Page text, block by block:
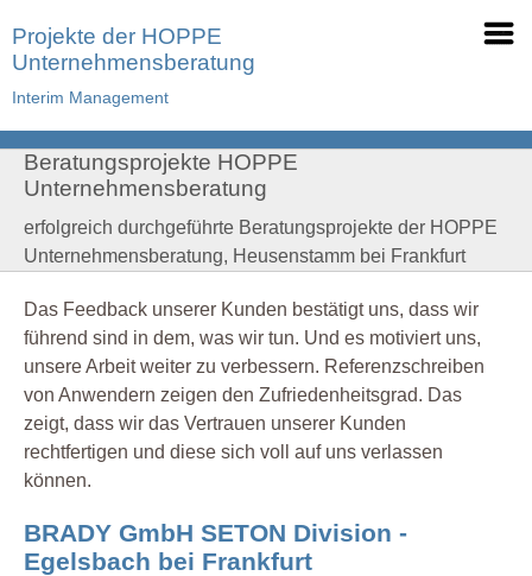
Projekte der HOPPE
Unternehmensberatung
Interim Management
Beratungsprojekte HOPPE
Unternehmensberatung
erfolgreich durchgeführte Beratungsprojekte der HOPPE
Unternehmensberatung, Heusenstamm bei Frankfurt
Das Feedback unserer Kunden bestätigt uns, dass wir
führend sind in dem, was wir tun. Und es motiviert uns,
unsere Arbeit weiter zu verbessern. Referenzschreiben
von Anwendern zeigen den Zufriedenheitsgrad. Das
zeigt, dass wir das Vertrauen unserer Kunden
rechtfertigen und diese sich voll auf uns verlassen
können.
BRADY GmbH SETON Division -
Egelsbach bei Frankfurt